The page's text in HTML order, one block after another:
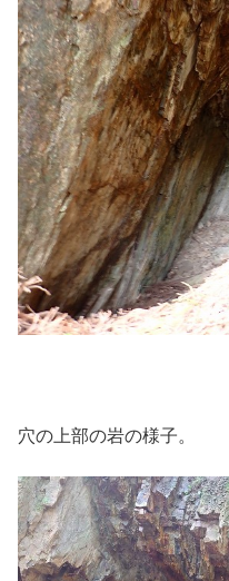
穴の上部の岩の様子。